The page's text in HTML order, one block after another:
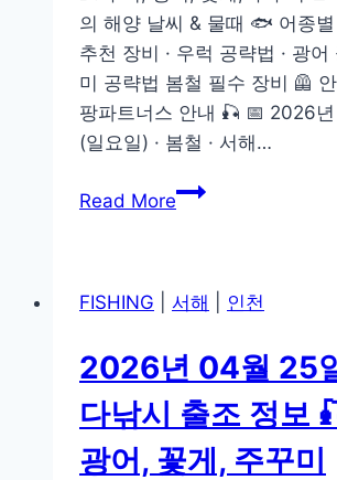
보
🎣
우
럭,
광
꽃
꾸
의 해양 날씨 & 물때 🐟 어종
추천 장비 · 우럭 공략법 · 광어
미 공략법 봄철 필수 장비 🦺
팡파트너스 안내 🎣 📅 2026
(일요일) · 봄철 · 서해…
Read More2026
26
인
천
바
다
FISHING 서해 인천
2026년 04월 25
다낚시 출조 정보
광어, 꽃게, 주꾸미